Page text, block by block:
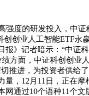
的研发投入，中证
创业人工智能ETF永
》记者暗示：“中证
绩方面，中证科创创
推进，为投资者供给
，12月11日，正在
网通过10个语种11个